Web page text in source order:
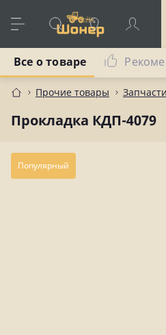
Прочие товары
Прокладка КДП-4079
Все о товаре
Популярный